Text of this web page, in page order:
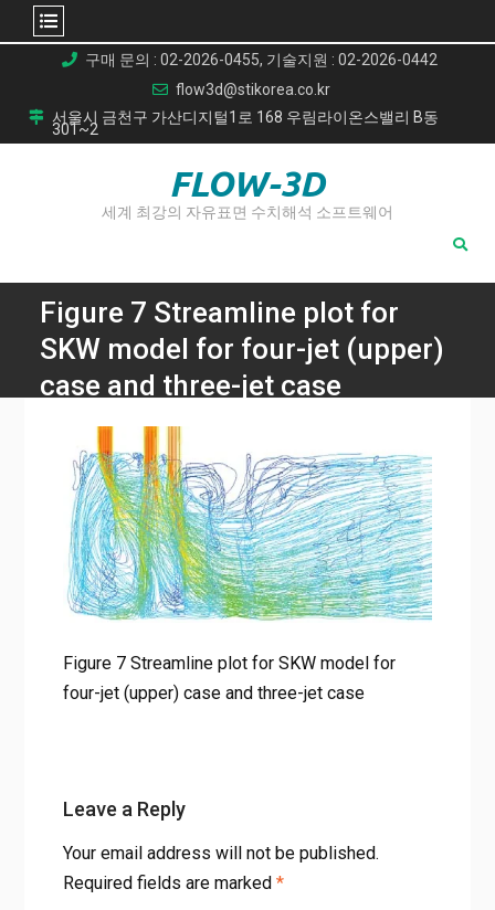
content
구매 문의 : 02-2026-0455, 기술지원 : 02-2026-0442
flow3d@stikorea.co.kr
서울시 금천구 가산디지털1로 168 우림라이온스밸리 B동
301~2
FLOW-3D
세계 최강의 자유표면 수치해석 소프트웨어
Figure 7 Streamline plot for
SKW model for four-jet (upper)
case and three-jet case
불안정한 유동 불안정성 제거를 위한 차세대 원자로(VHTR) 하
부 플레넘(Lower Plenum) 유동의 CFD 수치 모사 연구
Figure 7 Streamline plot for SKW model for four-jet (upper)
case and three-jet case
Figure 7 Streamline plot for SKW model for
four-jet (upper) case and three-jet case
Leave a Reply
Your email address will not be published.
Required fields are marked *